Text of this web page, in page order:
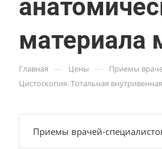
материала
Главная — Цены — Приемы
Цистоскопия. Тотальная
Приемы врачей-